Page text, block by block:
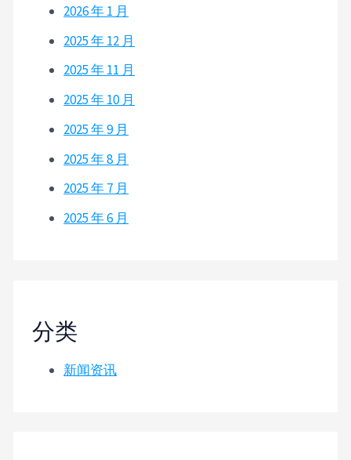
2026 年 1 月
2025 年 12 月
2025 年 11 月
2025 年 10 月
2025 年 9 月
2025 年 8 月
2025 年 7 月
2025 年 6 月
分类
新闻资讯